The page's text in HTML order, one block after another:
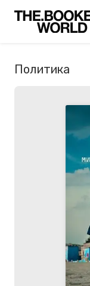
Политика